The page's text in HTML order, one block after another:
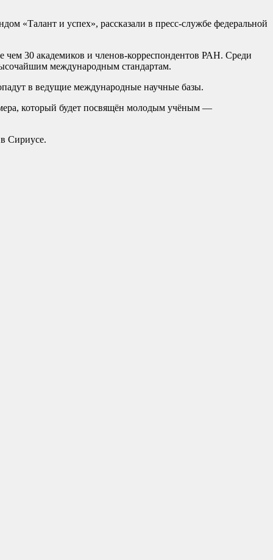
«Талант и успех», рассказали в пресс-службе федеральной
30 академиков и членов-корреспондентов РАН. Среди
международным стандартам.
в ведущие международные научные базы.
который будет посвящён молодым учёным —
Сириусе.